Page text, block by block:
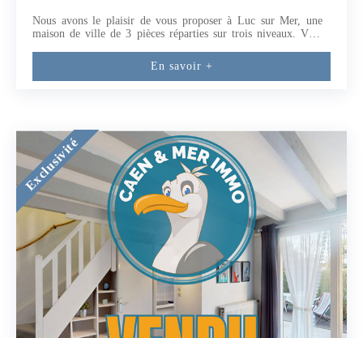
Nous avons le plaisir de vous proposer à Luc sur Mer, une
maison de ville de 3 pièces réparties sur trois niveaux. Vous
vis à vis.Des travaux sont à prévoir comme une porte d'entrée,
la création d'un escalier, l'installation de la cuisine et des
que pour une maison de vacances. Une voie verte pour les
promenades à pied ou à vélo est accessible à quelques
mètres.Cette annonce a été rédigée par Patricia BUTET EI
agent commercial RSAC CAEN 913 675 328Conformément à
la réglementation Tracfin une pièce d'identité sera demandée
pour toute visite.Les informations sur les risques auxquels ce
bien est exposé sont disponibles sur le site Géorisques :
www.georisques.gouv.fr (5.31 % honoraires TTC à la charge
de l'acquéreur.) Patricia BUTET (EI) Agent Commercial -
Numéro RSAC : 913675328 - CAEN.
En savoir +
Exclusivité